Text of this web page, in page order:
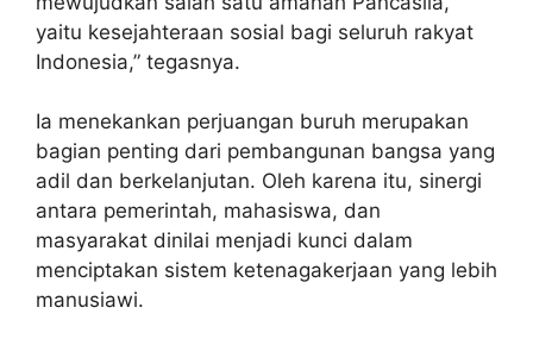
yaitu kesejahteraan sosial bagi seluruh rakyat
Indonesia,” tegasnya.
Ia menekankan perjuangan buruh merupakan
bagian penting dari pembangunan bangsa yang
adil dan berkelanjutan. Oleh karena itu, sinergi
antara pemerintah, mahasiswa, dan
masyarakat dinilai menjadi kunci dalam
menciptakan sistem ketenagakerjaan yang lebih
manusiawi.